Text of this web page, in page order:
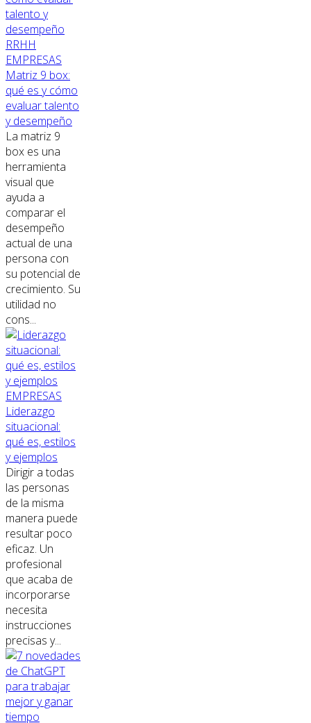
RRHH
EMPRESAS
Matriz 9 box:
qué es y cómo
evaluar talento
y desempeño
La matriz 9
box es una
herramienta
visual que
ayuda a
comparar el
desempeño
actual de una
persona con
su potencial de
crecimiento. Su
utilidad no
cons...
EMPRESAS
Liderazgo
situacional:
qué es, estilos
y ejemplos
Dirigir a todas
las personas
de la misma
manera puede
resultar poco
eficaz. Un
profesional
que acaba de
incorporarse
necesita
instrucciones
precisas y...